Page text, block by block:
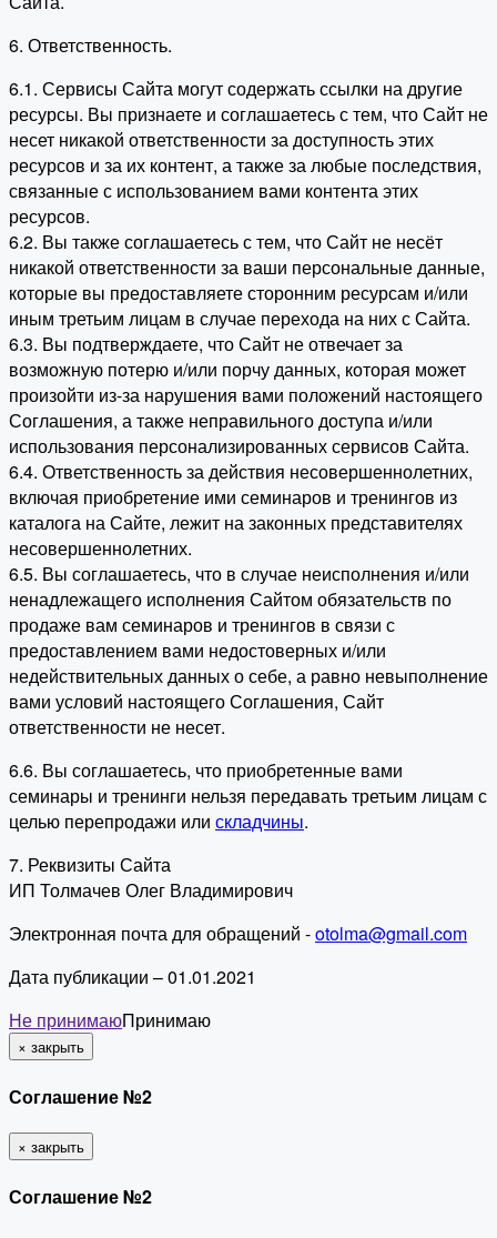
6. Ответственность.
6.1. Сервисы Сайта могут содержать ссылки на другие
ресурсы. Вы признаете и соглашаетесь с тем, что Сайт не
несет никакой ответственности за доступность этих
ресурсов и за их контент, а также за любые последствия,
связанные с использованием вами контента этих
ресурсов.
6.2. Вы также соглашаетесь с тем, что Сайт не несёт
никакой ответственности за ваши персональные данные,
которые вы предоставляете сторонним ресурсам и/или
иным третьим лицам в случае перехода на них с Сайта.
6.3. Вы подтверждаете, что Сайт не отвечает за
возможную потерю и/или порчу данных, которая может
произойти из-за нарушения вами положений настоящего
Соглашения, а также неправильного доступа и/или
использования персонализированных сервисов Сайта.
6.4. Ответственность за действия несовершеннолетних,
включая приобретение ими семинаров и тренингов из
каталога на Сайте, лежит на законных представителях
несовершеннолетних.
6.5. Вы соглашаетесь, что в случае неисполнения и/или
ненадлежащего исполнения Сайтом обязательств по
продаже вам семинаров и тренингов в связи с
предоставлением вами недостоверных и/или
недействительных данных о себе, а равно невыполнение
вами условий настоящего Соглашения, Сайт
ответственности не несет.
6.6. Вы соглашаетесь, что приобретенные вами
семинары и тренинги нельзя передавать третьим лицам с
целью перепродажи или складчины.
7. Реквизиты Сайта
ИП Толмачев Олег Владимирович
Электронная почта для обращений -otolma@gmail.com
Дата публикации – 01.01.2021
Не принимаюПринимаю
× закрыть
Соглашение №2
× закрыть
Соглашение №2